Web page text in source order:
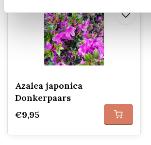
Azalea japonica
Donkerpaars
€9,95